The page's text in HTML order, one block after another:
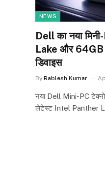
NEWS
Dell का नया
Lake और 64GB
डिवाइस
By Rablesh Kumar
नया Dell Mini-PC
लेटेस्ट Intel Panther